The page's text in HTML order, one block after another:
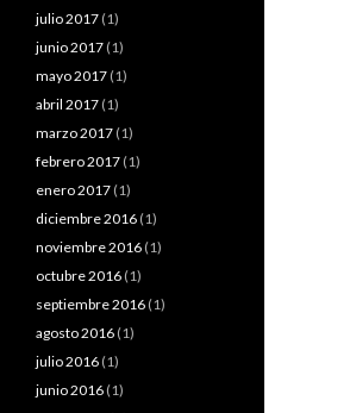
julio 2017 (1)
junio 2017 (1)
mayo 2017 (1)
abril 2017 (1)
marzo 2017 (1)
febrero 2017 (1)
enero 2017 (1)
diciembre 2016 (1)
noviembre 2016 (1)
octubre 2016 (1)
septiembre 2016 (1)
agosto 2016 (1)
julio 2016 (1)
junio 2016 (1)